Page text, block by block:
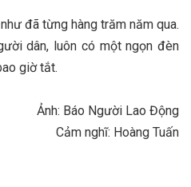
đã từng hàng trăm năm qua.
dân, luôn có một ngọn đèn
giờ tắt.
Ảnh: Báo Người Lao Động
Cảm nghĩ: Hoàng Tuấn